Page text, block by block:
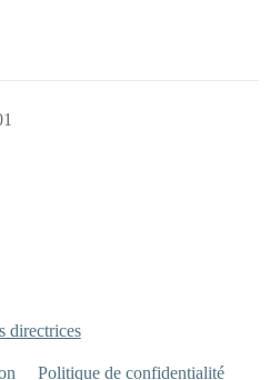
directrices
Politique de confidentialité